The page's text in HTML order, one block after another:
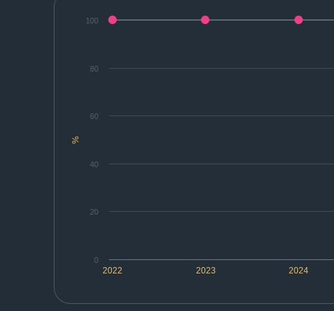
%
2022 2023 2024
0
20
40
60
80
100